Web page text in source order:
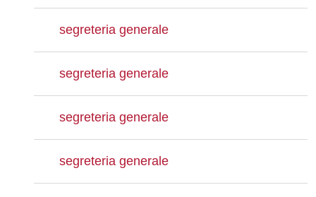
segreteria generale
segreteria generale
segreteria generale
segreteria generale